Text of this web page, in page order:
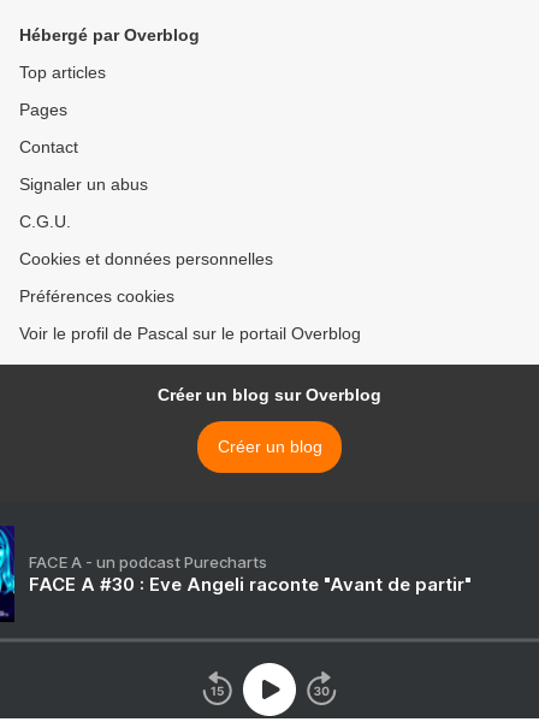
Hébergé par Overblog
Top articles
Pages
Contact
Signaler un abus
C.G.U.
Cookies et données personnelles
Préférences cookies
Voir le profil de Pascal sur le portail Overblog
Créer un blog sur Overblog
Créer un blog
FACE A - un podcast Purecharts
FACE A #30 : Eve Angeli raconte "Avant de partir"